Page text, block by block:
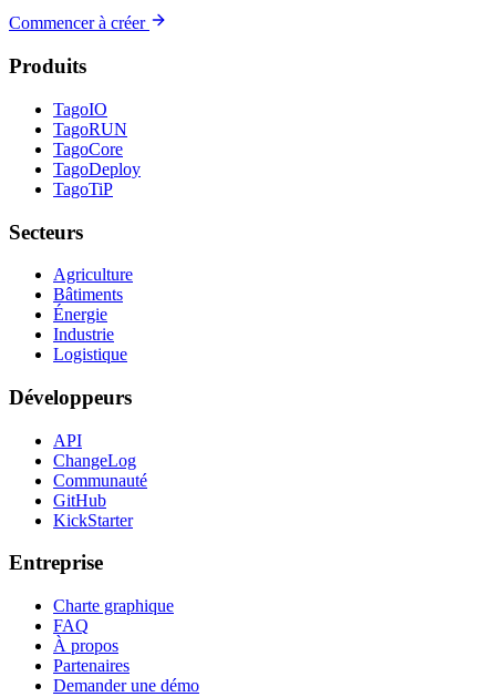
Commencer à créer
Produits
TagoIO
TagoRUN
TagoCore
TagoDeploy
TagoTiP
Secteurs
Agriculture
Bâtiments
Énergie
Industrie
Logistique
Développeurs
API
ChangeLog
Communauté
GitHub
KickStarter
Entreprise
Charte graphique
FAQ
À propos
Partenaires
Demander une démo